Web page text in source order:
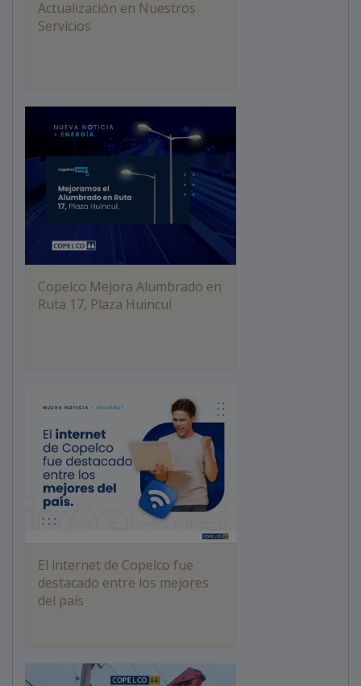
Actualización en Nuestros
Servicios
Copelco Mejora Alumbrado en
Ruta 17, Plaza Huincul
El internet de Copelco fue
destacado entre los mejores
del país